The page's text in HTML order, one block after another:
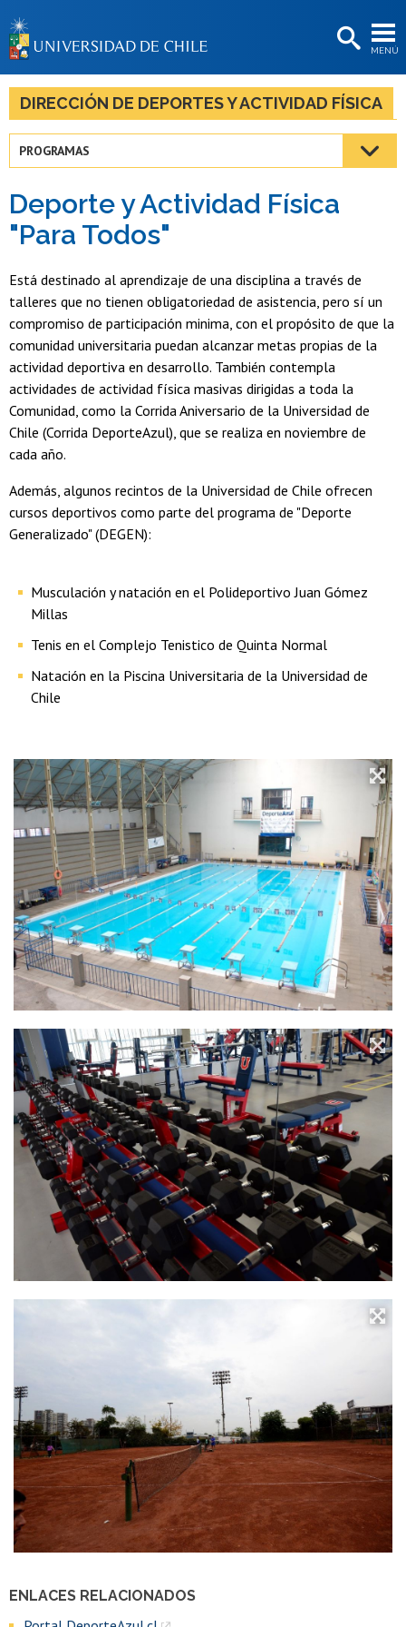
MENÚ
BIBLIOTECAS
LA UNIVERSIDAD
Estudiantes
Académicas/os
Funcionarias/os
Egresadas/os
DIRECCIÓN DE DEPORTES Y ACTIVIDAD FÍSICA
PROGRAMAS
Deporte y Actividad Física
"Para Todos"
ENLACES RELACIONADOS
Está destinado al aprendizaje de una disciplina a través de
talleres que no tienen obligatoriedad de asistencia, pero sí un
compromiso de participación minima, con el propósito de que la
comunidad universitaria puedan alcanzar metas propias de la
actividad deportiva en desarrollo. También contempla
actividades de actividad física masivas dirigidas a toda la
Comunidad, como la Corrida Aniversario de la Universidad de
Chile (Corrida DeporteAzul), que se realiza en noviembre de
cada año.
Además, algunos recintos de la Universidad de Chile ofrecen
cursos deportivos como parte del programa de "Deporte
Generalizado" (DEGEN):
Musculación y natación en el Polideportivo Juan Gómez
Millas
Tenis en el Complejo Tenistico de Quinta Normal
Natación en la Piscina Universitaria de la Universidad de
Chile